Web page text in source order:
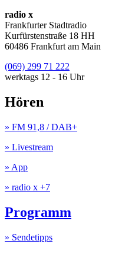
radio x
Frankfurter Stadtradio
Kurfürstenstraße 18 HH
60486 Frankfurt am Main
(069) 299 71 222
werktags 12 - 16 Uhr
Hören
» FM 91,8 / DAB+
» Livestream
» App
» radio x +7
Programm
» Sendetipps